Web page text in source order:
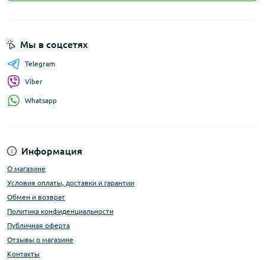
Информация
О магазине
Условия оплаты, доставки и гарантии
Обмен и возврат
Политика конфиденциальности
Публичная оферта
Отзывы о магазине
Контакты
Мы в соцсетях
Telegram
Viber
Whatsapp